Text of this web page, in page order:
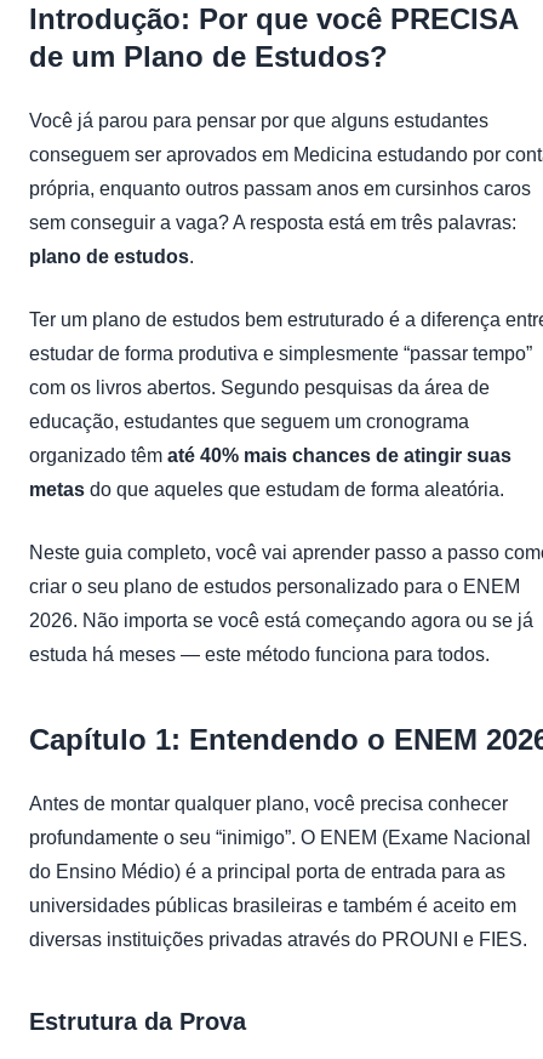
Introdução: Por que você PRECISA
de um Plano de Estudos?
Você já parou para pensar por que alguns estudantes
conseguem ser aprovados em Medicina estudando por
própria, enquanto outros passam anos em cursinhos caros
sem conseguir a vaga? A resposta está em três palavras:
plano de estudos.
Ter um plano de estudos bem estruturado é a diferença
estudar de forma produtiva e simplesmente “passar tempo”
com os livros abertos. Segundo pesquisas da área de
educação, estudantes que seguem um cronograma
organizado têm até 40% mais chances de atingir suas
metas do que aqueles que estudam de forma aleatória.
Neste guia completo, você vai aprender passo a passo
criar o seu plano de estudos personalizado para o ENEM
2026. Não importa se você está começando agora ou se já
estuda há meses — este método funciona para todos.
Capítulo 1: Entendendo o ENEM
Antes de montar qualquer plano, você precisa conhecer
profundamente o seu “inimigo”. O ENEM (Exame Nacional
do Ensino Médio) é a principal porta de entrada para as
universidades públicas brasileiras e também é aceito em
diversas instituições privadas através do PROUNI e FIES.
Estrutura da Prova